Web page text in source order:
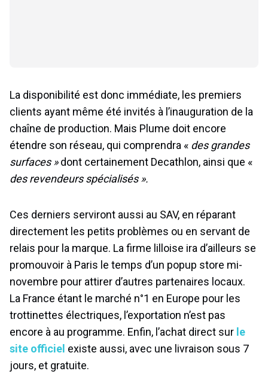
La disponibilité est donc immédiate, les premiers
clients ayant même été invités à l’inauguration de la
chaîne de production. Mais Plume doit encore
étendre son réseau, qui comprendra « des grandes
surfaces »dont certainement Decathlon, ainsi que «
des revendeurs spécialisés ».
Ces derniers serviront aussi au SAV, en réparant
directement les petits problèmes ou en servant de
relais pour la marque. La firme lilloise ira d’ailleurs se
promouvoir à Paris le temps d’un popup store mi-
novembre pour attirer d’autres partenaires locaux.
La France étant le marché n°1 en Europe pour les
trottinettes électriques, l’exportation n’est pas
encore à au programme. Enfin, l’achat direct sur le
site officiel existe aussi, avec une livraison sous 7
jours, et gratuite.